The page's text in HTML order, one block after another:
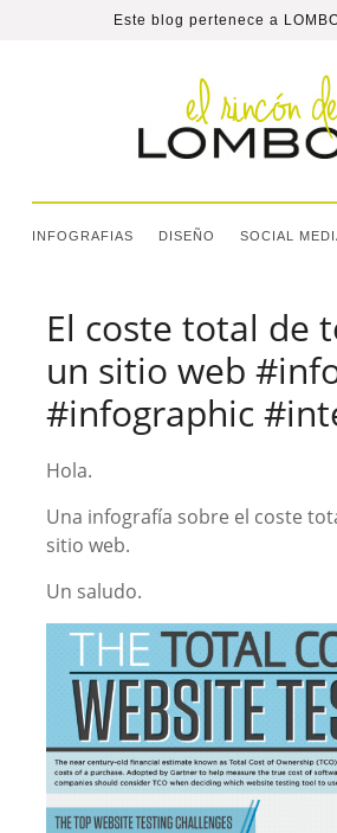
Este blog pertenece a
INFOGRAFIAS DISEÑO SOCIAL
El coste total de
un sitio web
#infographic
Hola.
Una infografía sobre el coste
sitio web.
Un saludo.